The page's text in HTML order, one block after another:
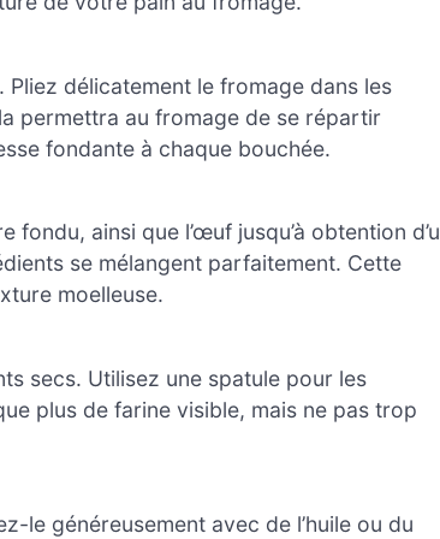
délicatement le fromage dans les
permettra au fromage de se répartir
fondante à chaque bouchée.
ainsi que l’œuf jusqu’à obtention
se mélangent parfaitement. Cette
moelleuse.
secs. Utilisez une spatule pour les
plus de farine visible, mais ne pas trop
le généreusement avec de l’huile ou du